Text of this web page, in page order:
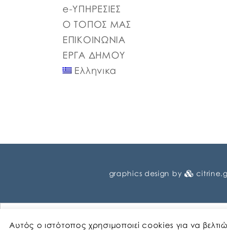
e-ΥΠΗΡΕΣΙΕΣ
Ο ΤΟΠΟΣ ΜΑΣ
ΕΠΙΚΟΙΝΩΝΙΑ
ΕΡΓΑ ΔΗΜΟΥ
Ελληνικα
graphics design by
Αυτός ο ιστότοπος χρησιμοποιεί cookies για να